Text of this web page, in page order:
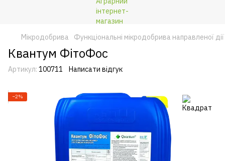
Мікродобрива Функціональні мікродобрива направленої дії
Квантум ФітоФос
Артикул: 100711 Написати відгук
−2%